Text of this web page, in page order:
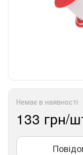
Немає в наявності
133 грн/